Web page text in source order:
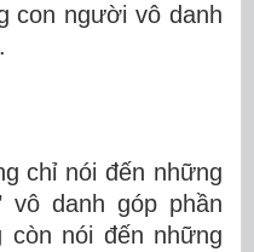
con người vô danh
chỉ nói đến những
vô danh góp phần
còn nói đến những